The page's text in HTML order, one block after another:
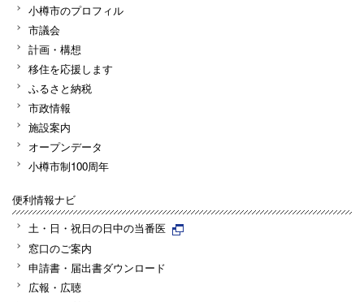
小樽市のプロフィル
市議会
計画・構想
移住を応援します
ふるさと納税
市政情報
施設案内
オープンデータ
小樽市制100周年
便利情報ナビ
土・日・祝日の日中の当番医
窓口のご案内
申請書・届出書ダウンロード
広報・広聴